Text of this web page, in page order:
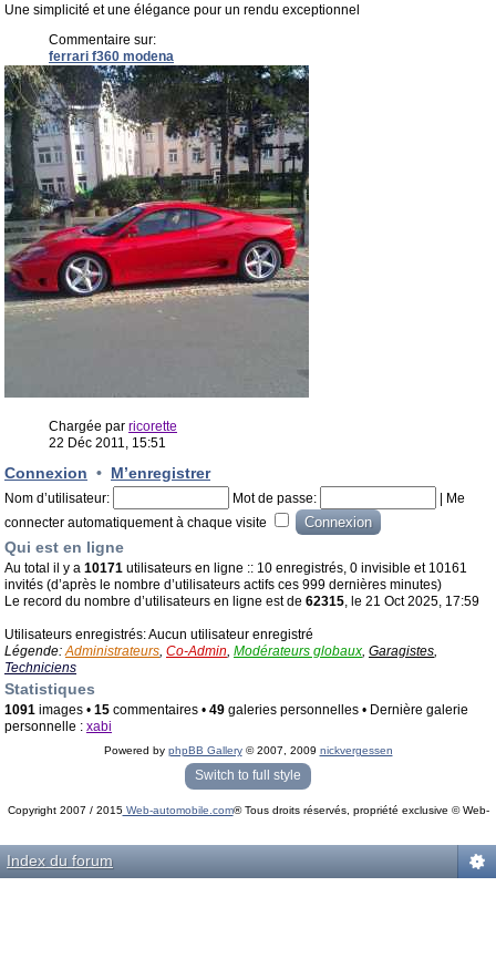
Une simplicité et une élégance pour un rendu exceptionnel
Commentaire sur:
ferrari f360 modena
Chargée par ricorette
22 Déc 2011, 15:51
Connexion • M’enregistrer
Nom d’utilisateur: Mot de passe:
Me
connecter automatiquement à chaque visite
Qui est en ligne
Au total il y a 10171 utilisateurs en ligne :: 10 enregistrés, 0 invisible et 10161
invités (d’après le nombre d’utilisateurs actifs ces 999 dernières minutes)
Le record du nombre d’utilisateurs en ligne est de 62315, le 21 Oct 2025, 17:59
Utilisateurs enregistrés: Aucun utilisateur enregistré
Légende:Administrateurs, Co-Admin, Modérateurs globaux, Garagistes,
Techniciens
Statistiques
1091 images • 15 commentaires • 49 galeries personnelles • Dernière galerie
personnelle : xabi
Powered by phpBB Gallery© 2007, 2009 nickvergessen
« phpBB Gallery » - Traduction française par
darky
Switch to full style
Copyright 2007 / 2015Web-automobile.com® Tous droits réservés, propriété exclusive © Web-
Index du forum